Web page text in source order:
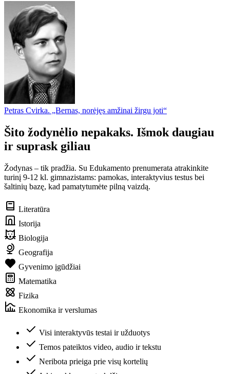
Petras Cvirka. „Bernas, norėjęs amžinai žirgu joti“
Šito žodynėlio nepakaks. Išmok daugiau
ir suprask giliau
Žodynas – tik pradžia. Su Edukamento prenumerata atrakinkite
turinį 9-12 kl. gimnazistams: pamokas, interaktyvius testus bei
šaltinių bazę, kad pamatytumėte pilną vaizdą.
Literatūra
Istorija
Biologija
Geografija
Gyvenimo įgūdžiai
Matematika
Fizika
Ekonomika ir verslumas
Visi interaktyvūs testai ir užduotys
Temos pateiktos video, audio ir tekstu
Neribota prieiga prie visų kortelių